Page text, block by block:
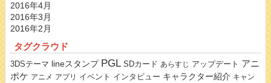
2016年4月
2016年3月
2016年2月
タグクラウド
3DSテーマ lineスタンプ PGL SDカード あらすじ アップデート アニ
ポケ アニメ アプリ イベント インタビュー キャラクター紹介 キャン